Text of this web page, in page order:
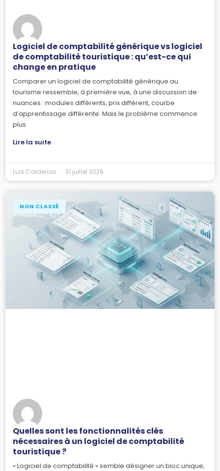
Logiciel de comptabilité générique vs logiciel
de comptabilité touristique : qu’est-ce qui
change en pratique
Comparer un logiciel de comptabilité générique au
tourisme ressemble, à première vue, à une discussion de
nuances : modules différents, prix différent, courbe
d’apprentissage différente. Mais le problème commence
plus
Lire la suite
Luis Cardenas 21 juillet 2026
NON CLASSÉ
Quelles sont les fonctionnalités clés
nécessaires à un logiciel de comptabilité
touristique ?
« Logiciel de comptabilité » semble désigner un bloc unique,